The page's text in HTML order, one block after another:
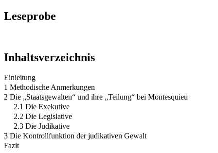
Leseprobe
Inhaltsverzeichnis
Einleitung
1 Methodische Anmerkungen
2 Die „Staatsgewalten“ und ihre „Teilung“ bei Montesquieu
2.1 Die Exekutive
2.2 Die Legislative
2.3 Die Judikative
3 Die Kontrollfunktion der judikativen Gewalt
Fazit